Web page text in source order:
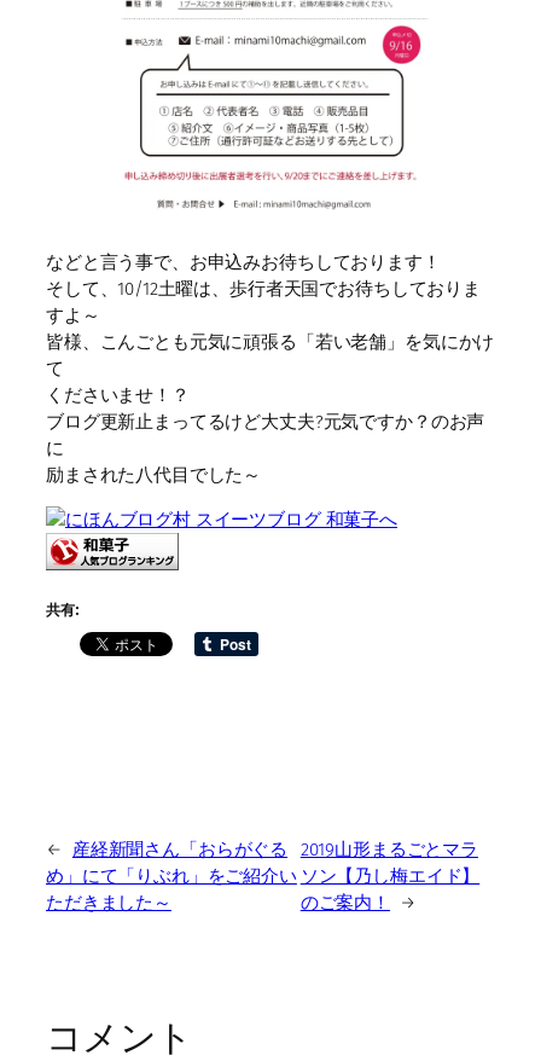
などと言う事で、お申込みお待ちしております！
そして、10/12土曜は、歩行者天国でお待ちしておりま
すよ～
皆様、こんごとも元気に頑張る「若い老舗」を気にかけ
て
くださいませ！？
ブログ更新止まってるけど大丈夫?元気ですか？のお声
に
励まされた八代目でした～
共有:
←
産経新聞さん「おらがぐる
め」にて「りぶれ」をご紹介い
ただきました～
2019山形まるごとマラ
ソン【乃し梅エイド】
のご案内！
→
コメント